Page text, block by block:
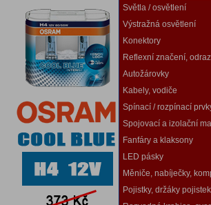
Světla / osvětlení
Výstražná osvětlení
Konektory
Reflexní značení,
Autožárovky
Kabely, vodiče
Spínací / rozpínací
Spojovací a izolační
Fanfáry a klaksony
LED pásky
Měniče, nabíječky,
Pojistky, držáky pojistek